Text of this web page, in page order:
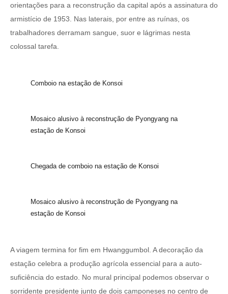
orientações para a reconstrução da capital após a assinatura do
armistício de 1953. Nas laterais, por entre as ruínas, os
trabalhadores derramam sangue, suor e lágrimas nesta
colossal tarefa.
Comboio na estação de Konsoi
Mosaico alusivo à reconstrução de Pyongyang na
estação de Konsoi
Chegada de comboio na estação de Konsoi
Mosaico alusivo à reconstrução de Pyongyang na
estação de Konsoi
A viagem termina for fim em Hwanggumbol. A decoração da
estação celebra a produção agrícola essencial para a auto-
suficiência do estado. No mural principal podemos observar o
sorridente presidente junto de dois camponeses no centro de